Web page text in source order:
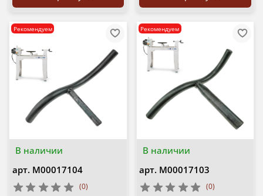
В наличии
Рекомендуем
арт. М00017104
(0)
В наличии
Рекомендуем
арт. М00017103
(0)